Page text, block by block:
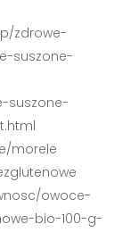
zdrowe-
suszone-
suszone-
morele
owoce-
bio-100-g-